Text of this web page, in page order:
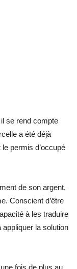
se rend compte
a été déjà
permis d’occupé
de son argent,
Conscient d’être
à les traduire
appliquer la solution